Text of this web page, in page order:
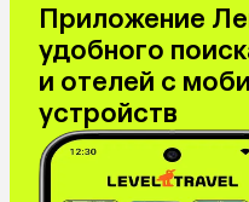
Приложение
удобного
и отелей с
устройств